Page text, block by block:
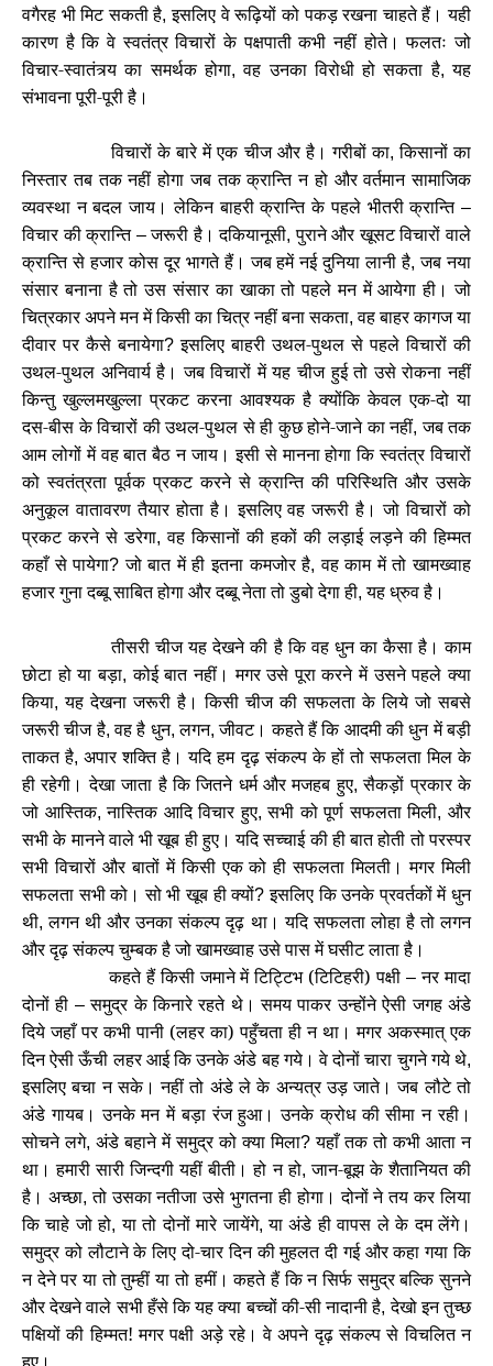
वगैरह भी मिट सकती है,इसलिए वे रूढ़ियों को पकड़ रखना चाहते हैं। यही
कारण है कि वे स्वतंत्र विचारों के पक्षपाती कभी नहीं होते। फलतः जो
विचार-स्वातंत्र्य का समर्थक होगा,वह उनका विरोधी हो सकता है,यह
संभावना पूरी-पूरी है।
विचारों के बारे में एक चीज और है। गरीबों का,किसानों का
निस्तार तब तक नहीं होगा जब तक क्रान्ति न हो और वर्तमान सामाजिक
व्यवस्था न बदल जाय। लेकिन बाहरी क्रान्ति के पहले भीतरी क्रान्ति –
विचार की क्रान्ति –जरूरी है। दकियानूसी,पुराने और खूसट विचारों वाले
क्रान्ति से हजार कोस दूर भागते हैं। जब हमें नई दुनिया लानी है,जब नया
संसार बनाना है तो उस संसार का खाका तो पहले मन में आयेगा ही। जो
चित्रकार अपने मन में किसी का चित्र नहीं बना सकता,वह बाहर कागज या
दीवार पर कैसे बनायेगा?इसलिए बाहरी उथल-पुथल से पहले विचारों की
उथल-पुथल अनिवार्य है। जब विचारों में यह चीज हुई तो उसे रोकना नहीं
किन्तु खुल्लमखुल्ला प्रकट करना आवश्यक है क्योंकि केवल एक-दो या
दस-बीस के विचारों की उथल-पुथल से ही कुछ होने-जाने का नहीं,जब तक
आम लोगों में वह बात बैठ न जाय। इसी से मानना होगा कि स्वतंत्र विचारों
को स्वतंत्रता पूर्वक प्रकट करने से क्रान्ति की परिस्थिति और उसके
अनुकूल वातावरण तैयार होता है। इसलिए वह जरूरी है। जो विचारों को
प्रकट करने से डरेगा,वह किसानों की हकों की लड़ाई लड़ने की हिम्मत
कहाँ से पायेगा?जो बात में ही इतना कमजोर है,वह काम में तो खामख्वाह
हजार गुना दब्बू साबित होगा और दब्बू नेता तो डुबो देगा ही,यह ध्रुव है।
तीसरी चीज यह देखने की है कि वह धुन का कैसा है। काम
छोटा हो या बड़ा,कोई बात नहीं। मगर उसे पूरा करने में उसने पहले क्या
किया,यह देखना जरूरी है। किसी चीज की सफलता के लिये जो सबसे
जरूरी चीज है,वह है धुन,लगन,जीवट। कहते हैं कि आदमी की धुन में बड़ी
ताकत है,अपार शक्ति है। यदि हम दृढ़ संकल्प के हों तो सफलता मिल के
ही रहेगी। देखा जाता है कि जितने धर्म और मजहब हुए,सैकड़ों प्रकार के
जो आस्तिक,नास्तिक आदि विचार हुए,सभी को पूर्ण सफलता मिली,और
सभी के मानने वाले भी खूब ही हुए। यदि सच्चाई की ही बात होती तो परस्पर
सभी विचारों और बातों में किसी एक को ही सफलता मिलती। मगर मिली
सफलता सभी को। सो भी खूब ही क्यों?इसलिए कि उनके प्रवर्तकों में धुन
थी,लगन थी और उनका संकल्प दृढ़ था। यदि सफलता लोहा है तो लगन
और दृढ़ संकल्प चुम्बक है जो खामख्वाह उसे पास में घसीट लाता है।
कहते हैं किसी जमाने में टिट्टिभ (टिटिहरी) पक्षी–नर मादा
दोनों ही –समुद्र के किनारे रहते थे। समय पाकर उन्होंने ऐसी जगह अंडे
दिये जहाँ पर कभी पानी (लहर का) पहुँचता ही न था। मगर अकस्मात् एक
दिन ऐसी ऊँची लहर आई कि उनके अंडे बह गये। वे दोनों चारा चुगने गये थे,
इसलिए बचा न सके। नहीं तो अंडे ले के अन्यत्र उड़ जाते। जब लौटे तो
अंडे गायब। उनके मन में बड़ा रंज हुआ। उनके क्रोध की सीमा न रही।
सोचने लगे, अंडे बहाने में समुद्र को क्या मिला?यहाँ तक तो कभी आता न
था। हमारी सारी जिन्दगी यहीं बीती। हो न हो,जान-बूझ के शैतानियत की
है। अच्छा,तो उसका नतीजा उसे भुगतना ही होगा। दोनों ने तय कर लिया
कि चाहे जो हो,या तो दोनों मारे जायेंगे,या अंडे ही वापस ले के दम लेंगे।
समुद्र को लौटाने के लिए दो-चार दिन की मुहलत दी गई और कहा गया कि
न देने पर या तो तुम्हीं या तो हमीं। कहते हैं कि न सिर्फ समुद्र बल्कि सुनने
और देखने वाले सभी हँसे कि यह क्या बच्चों की-सी नादानी है,देखो इन तुच्छ
पक्षियों की हिम्मत! मगर पक्षी अड़े रहे। वे अपने दृढ़ संकल्प से विचलित न